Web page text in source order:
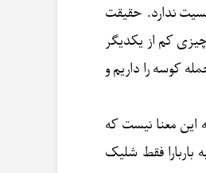
ندارد. حقیقت
کم از یکدیگر
حمله کوسه را داریم و
این معنا نیست که
فقط شلیک